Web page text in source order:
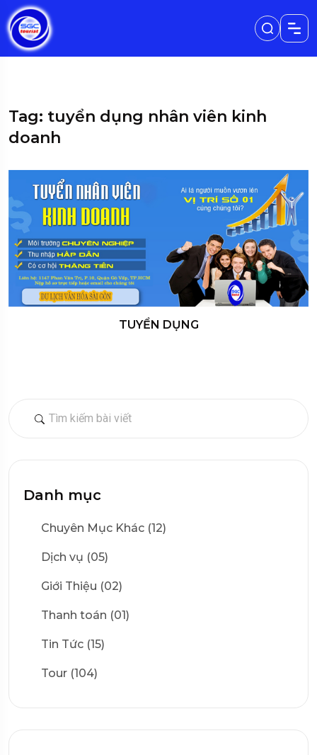
Danh mục
Chuyên Mục Khác (12)
Dịch vụ (05)
Giới Thiệu (02)
Thanh toán (01)
Tin Tức (15)
Tour (104)
Tag: tuyển dụng nhân viên kinh
doanh
TUYỂN DỤNG